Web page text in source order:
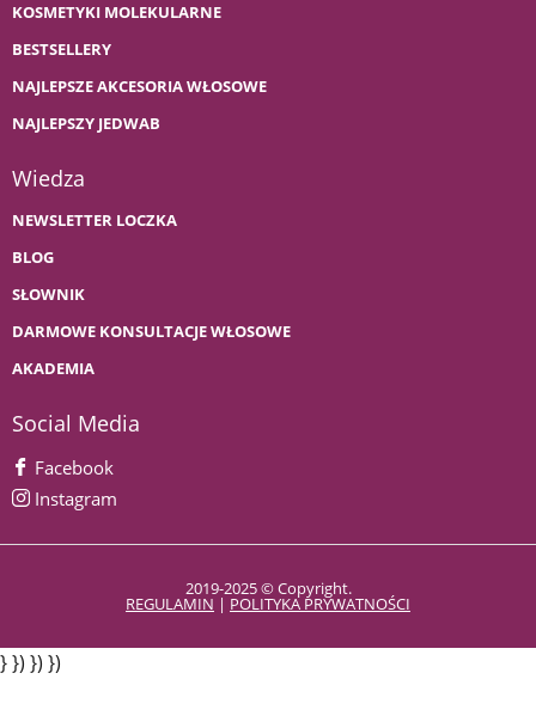
KOSMETYKI MOLEKULARNE
BESTSELLERY
NAJLEPSZE AKCESORIA WŁOSOWE
NAJLEPSZY JEDWAB
Wiedza
NEWSLETTER LOCZKA
BLOG
SŁOWNIK
DARMOWE KONSULTACJE WŁOSOWE
AKADEMIA
Social Media
Facebook
Instagram
2019-2025 © Copyright.
REGULAMIN | POLITYKA PRYWATNOŚCI
} }) }) })